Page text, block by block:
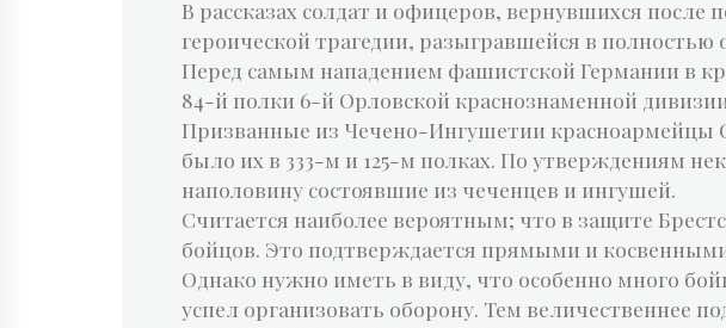
В рассказах солдат и офицеров, вернувшихся
героической трагедии, разыгравшейся в
Перед самым нападением фашистской Германии в
84-й полки 6-й Орловской краснознаменной
Призванные из Чечено-Ингушетии красноармейцы
было их в 333-м и 125-м полках. По утверждениям
наполовину состоявшие из чеченцев и ингушей.
Считается наиболее вероятным; что в защите
бойцов. Это подтверждается прямыми и
Однако нужно иметь в виду, что особенно много
успел организовать оборону. Тем величественнее